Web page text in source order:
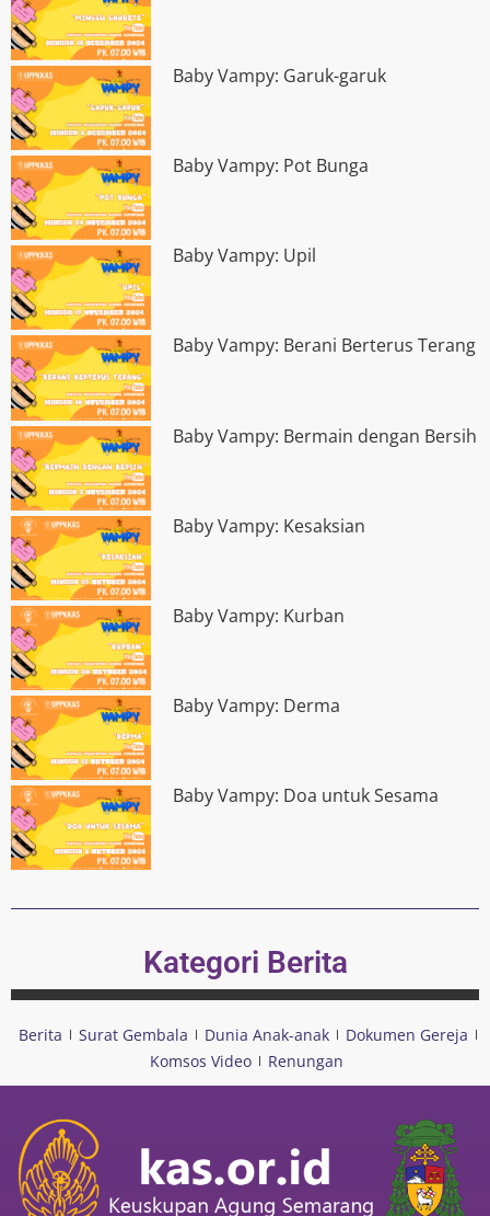
Baby Vampy: Garuk-garuk
Baby Vampy: Pot Bunga
Baby Vampy: Upil
Baby Vampy: Berani Berterus Terang
Baby Vampy: Bermain dengan Bersih
Baby Vampy: Kesaksian
Baby Vampy: Kurban
Baby Vampy: Derma
Baby Vampy: Doa untuk Sesama
Kategori Berita
Berita Surat Gembala Dunia Anak-anak
Dokumen Gereja
Komsos Video
Renungan